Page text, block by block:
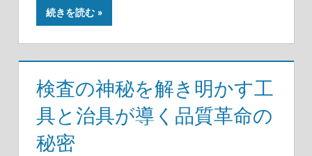
続きを読む
検査の神秘を解き明かす工
具と治具が導く品質革命の
秘密